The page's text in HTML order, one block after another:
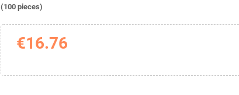
(100 pieces)
€16.76